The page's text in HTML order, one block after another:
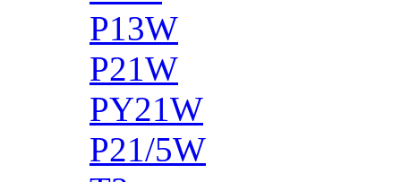
P13W
P21W
PY21W
P21/5W